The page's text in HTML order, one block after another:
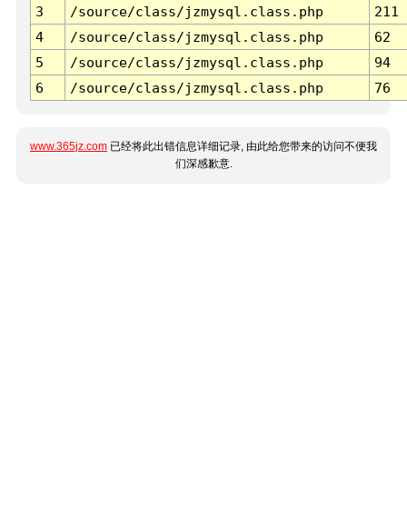
3 /source/class/jzmysql.class.php
211
4
/source/class/jzmysql.class.php
62
5
/source/class/jzmysql.class.php
94
6
/source/class/jzmysql.class.php 76
www.365jz.com 已经将此出错信息详细记录, 由此给您带来的访问不便我
们深感歉意.